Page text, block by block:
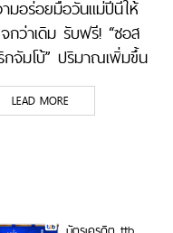
มอร่อยมื้อวันแม่ปีนี้ให้
กว่าเดิม รับฟรี! “ซอส
จัมโบ้” ปริมาณเพิ่มขึ้น
เพียงซื้อชุดบักเก็ตที่
ร่วมรายการราคา 349 บาท
LEAD MORE